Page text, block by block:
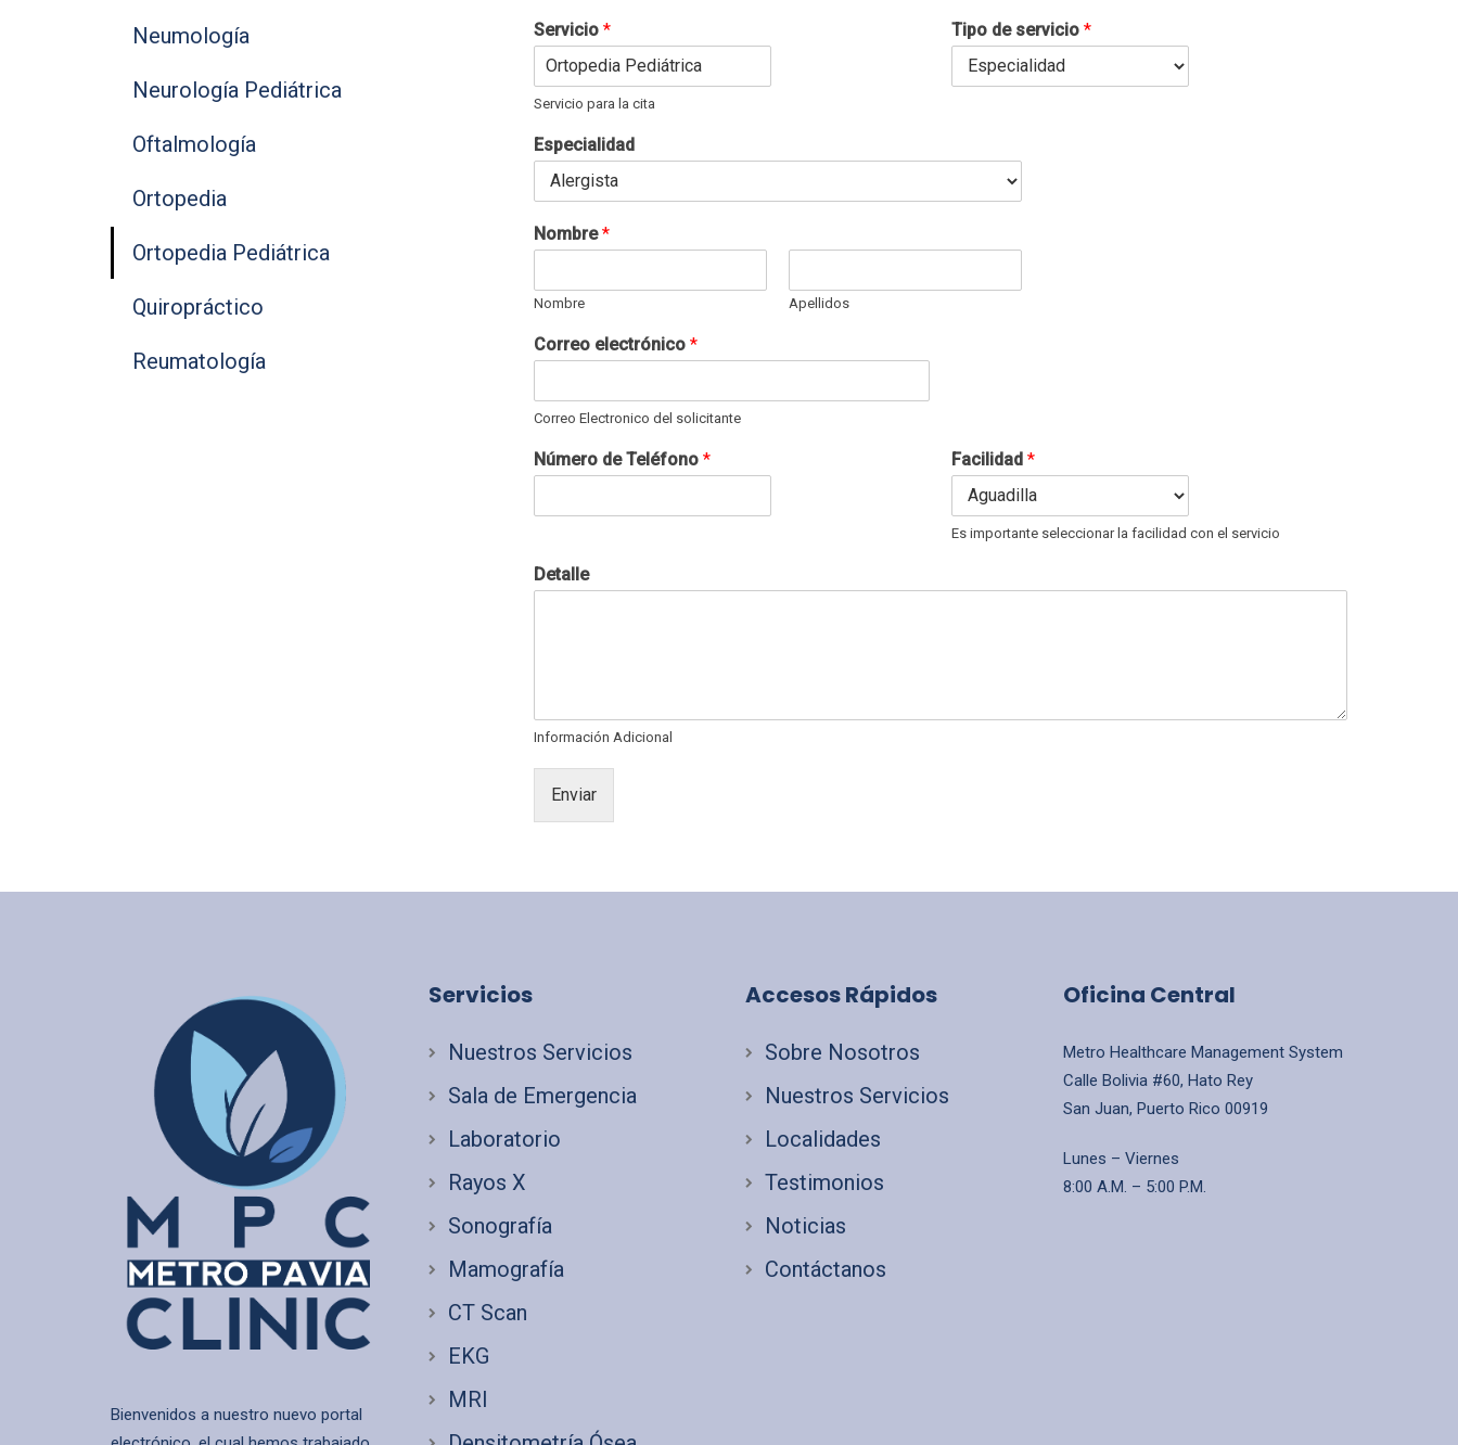
Neumología
Neurología Pediátrica
Oftalmología
Ortopedia
Ortopedia Pediátrica
Quiropráctico
Reumatología
Servicio *
Servicio para la cita
Tipo de servicio *
Especialidad
Nombre*
Nombre Apellidos
Correo electrónico *
Correo Electronico del solicitante
Número de Teléfono * Facilidad *
Es importante seleccionar la facilidad con el servicio
Detalle
Información Adicional
Enviar
Bienvenidos a nuestro nuevo portal
Servicios
Nuestros Servicios
Sala de Emergencia
Laboratorio
Rayos X
Sonografía
Mamografía
CT Scan
EKG
MRI
Accesos Rápidos
Sobre Nosotros
Nuestros Servicios
Localidades
Testimonios
Noticias
Contáctanos
Oficina Central
Metro Healthcare Management System
Calle Bolivia #60, Hato Rey
San Juan, Puerto Rico 00919
Lunes – Viernes
8:00 A.M. – 5:00 P.M.